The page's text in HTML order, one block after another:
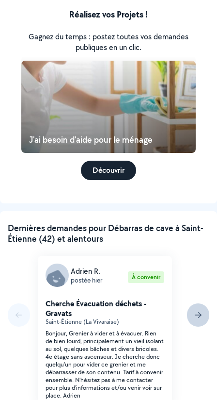
Réalisez vos Projets !
Gagnez du temps : postez toutes vos demandes
publiques en un clic.
J'ai besoin d'aide pour le ménage
Découvrir
Dernières demandes pour Débarras de cave à Saint-
Étienne (42) et alentours
Adrien R.
postée hier À convenir
Cherche Évacuation déchets -
Gravats
Saint-Étienne (La Vivaraise)
Bonjour, Grenier à vider et à évacuer. Rien
de bien lourd, principalement un vieil isolant
au sol, quelques bâches et divers bricoles.
4e étage sans ascenseur. Je cherche donc
quelqu'un pour vider ce grenier et me
débarrasser de son contenu. Tarif à convenir
ensemble. N'hésitez pas à me contacter
pour plus d'informations et/ou venir voir sur
place. Adrien